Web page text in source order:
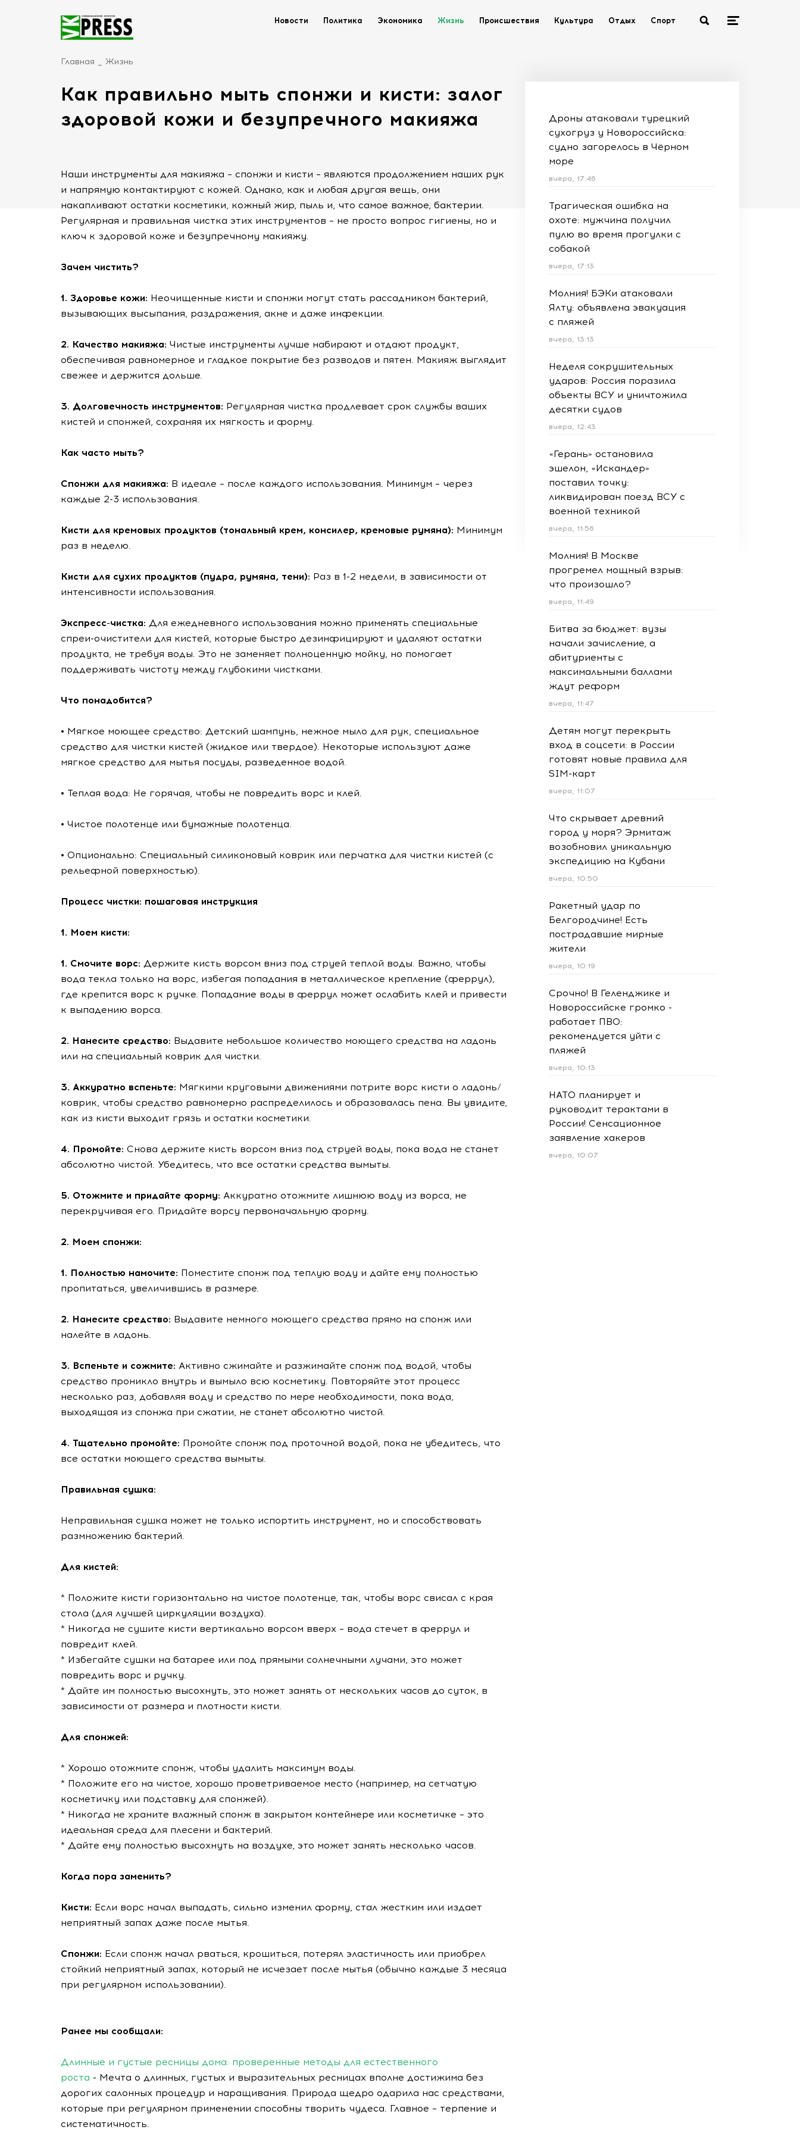
Новости Политика Экономика Жизнь Происшествия Культура Отдых Спорт
Главная Жизнь
Как правильно мыть спонжи и кисти: залог
здоровой кожи и безупречного макияжа
Наши инструменты для макияжа – спонжи и кисти – являются продолжением наших рук
и напрямую контактируют с кожей. Однако, как и любая другая вещь, они
накапливают остатки косметики, кожный жир, пыль и, что самое важное, бактерии.
Регулярная и правильная чистка этих инструментов – не просто вопрос гигиены, но и
ключ к здоровой коже и безупречному макияжу.
Зачем чистить?
1. Здоровье кожи: Неочищенные кисти и спонжи могут стать рассадником бактерий,
вызывающих высыпания, раздражения, акне и даже инфекции.
2. Качество макияжа: Чистые инструменты лучше набирают и отдают продукт,
обеспечивая равномерное и гладкое покрытие без разводов и пятен. Макияж выглядит
свежее и держится дольше.
3. Долговечность инструментов: Регулярная чистка продлевает срок службы ваших
кистей и спонжей, сохраняя их мягкость и форму.
Как часто мыть?
Спонжи для макияжа: В идеале – после каждого использования. Минимум – через
каждые 2-3 использования.
Кисти для кремовых продуктов (тональный крем, консилер, кремовые румяна): Минимум
раз в неделю.
Кисти для сухих продуктов (пудра, румяна, тени): Раз в 1-2 недели, в зависимости от
интенсивности использования.
Экспресс-чистка: Для ежедневного использования можно применять специальные
спреи-очистители для кистей, которые быстро дезинфицируют и удаляют остатки
продукта, не требуя воды. Это не заменяет полноценную мойку, но помогает
поддерживать чистоту между глубокими чистками.
Что понадобится?
• Мягкое моющее средство: Детский шампунь, нежное мыло для рук, специальное
средство для чистки кистей (жидкое или твердое). Некоторые используют даже
мягкое средство для мытья посуды, разведенное водой.
• Теплая вода: Не горячая, чтобы не повредить ворс и клей.
• Чистое полотенце или бумажные полотенца.
• Опционально: Специальный силиконовый коврик или перчатка для чистки кистей (с
рельефной поверхностью).
Процесс чистки: пошаговая инструкция
1. Моем кисти:
1. Смочите ворс: Держите кисть ворсом вниз под струей теплой воды. Важно, чтобы
вода текла только на ворс, избегая попадания в металлическое крепление (феррул),
где крепится ворс к ручке. Попадание воды в феррул может ослабить клей и привести
к выпадению ворса.
2. Нанесите средство: Выдавите небольшое количество моющего средства на ладонь
или на специальный коврик для чистки.
3. Аккуратно вспеньте: Мягкими круговыми движениями потрите ворс кисти о ладонь/
коврик, чтобы средство равномерно распределилось и образовалась пена. Вы увидите,
как из кисти выходит грязь и остатки косметики.
4. Промойте: Снова держите кисть ворсом вниз под струей воды, пока вода не станет
абсолютно чистой. Убедитесь, что все остатки средства вымыты.
5. Отожмите и придайте форму: Аккуратно отожмите лишнюю воду из ворса, не
перекручивая его. Придайте ворсу первоначальную форму.
2. Моем спонжи:
1. Полностью намочите: Поместите спонж под теплую воду и дайте ему полностью
пропитаться, увеличившись в размере.
2. Нанесите средство: Выдавите немного моющего средства прямо на спонж или
налейте в ладонь.
3. Вспеньте и сожмите: Активно сжимайте и разжимайте спонж под водой, чтобы
средство проникло внутрь и вымыло всю косметику. Повторяйте этот процесс
несколько раз, добавляя воду и средство по мере необходимости, пока вода,
выходящая из спонжа при сжатии, не станет абсолютно чистой.
4. Тщательно промойте: Промойте спонж под проточной водой, пока не убедитесь, что
все остатки моющего средства вымыты.
Правильная сушка:
Неправильная сушка может не только испортить инструмент, но и способствовать
размножению бактерий.
Для кистей:
* Положите кисти горизонтально на чистое полотенце, так, чтобы ворс свисал с края
стола (для лучшей циркуляции воздуха).
* Никогда не сушите кисти вертикально ворсом вверх – вода стечет в феррул и
повредит клей.
* Избегайте сушки на батарее или под прямыми солнечными лучами, это может
повредить ворс и ручку.
* Дайте им полностью высохнуть, это может занять от нескольких часов до суток, в
зависимости от размера и плотности кисти.
Для спонжей:
* Хорошо отожмите спонж, чтобы удалить максимум воды.
* Положите его на чистое, хорошо проветриваемое место (например, на сетчатую
косметичку или подставку для спонжей).
* Никогда не храните влажный спонж в закрытом контейнере или косметичке – это
идеальная среда для плесени и бактерий.
* Дайте ему полностью высохнуть на воздухе, это может занять несколько часов.
Когда пора заменить?
Кисти: Если ворс начал выпадать, сильно изменил форму, стал жестким или издает
неприятный запах даже после мытья.
Спонжи: Если спонж начал рваться, крошиться, потерял эластичность или приобрел
стойкий неприятный запах, который не исчезает после мытья (обычно каждые 3 месяца
при регулярном использовании).
Ранее мы сообщали:
Длинные и густые ресницы дома: проверенные методы для естественного
роста - Мечта о длинных, густых и выразительных ресницах вполне достижима без
дорогих салонных процедур и наращивания. Природа щедро одарила нас средствами,
которые при регулярном применении способны творить чудеса. Главное – терпение и
систематичность.
Дроны атаковали турецкий
сухогруз у Новороссийска:
судно загорелось в Чёрном
море
вчера, 17:46
Трагическая ошибка на
охоте: мужчина получил
пулю во время прогулки с
собакой
вчера, 17:13
Молния! БЭКи атаковали
Ялту: объявлена эвакуация
с пляжей
вчера, 13:13
Неделя сокрушительных
ударов: Россия поразила
объекты ВСУ и уничтожила
десятки судов
вчера, 12:43
«Герань» остановила
эшелон, «Искандер»
поставил точку:
ликвидирован поезд ВСУ с
военной техникой
вчера, 11:56
Молния! В Москве
прогремел мощный взрыв:
что произошло?
вчера, 11:49
Битва за бюджет: вузы
начали зачисление, а
абитуриенты с
максимальными баллами
ждут реформ
вчера, 11:47
Детям могут перекрыть
вход в соцсети: в России
готовят новые правила для
SIM-карт
вчера, 11:07
Что скрывает древний
город у моря? Эрмитаж
возобновил уникальную
экспедицию на Кубани
вчера, 10:50
Ракетный удар по
Белгородчине! Есть
пострадавшие мирные
жители
вчера, 10:19
Срочно! В Геленджике и
Новороссийске громко -
работает ПВО:
рекомендуется уйти с
пляжей
вчера, 10:13
НАТО планирует и
руководит терактами в
России! Сенсационное
заявление хакеров
вчера, 10:07